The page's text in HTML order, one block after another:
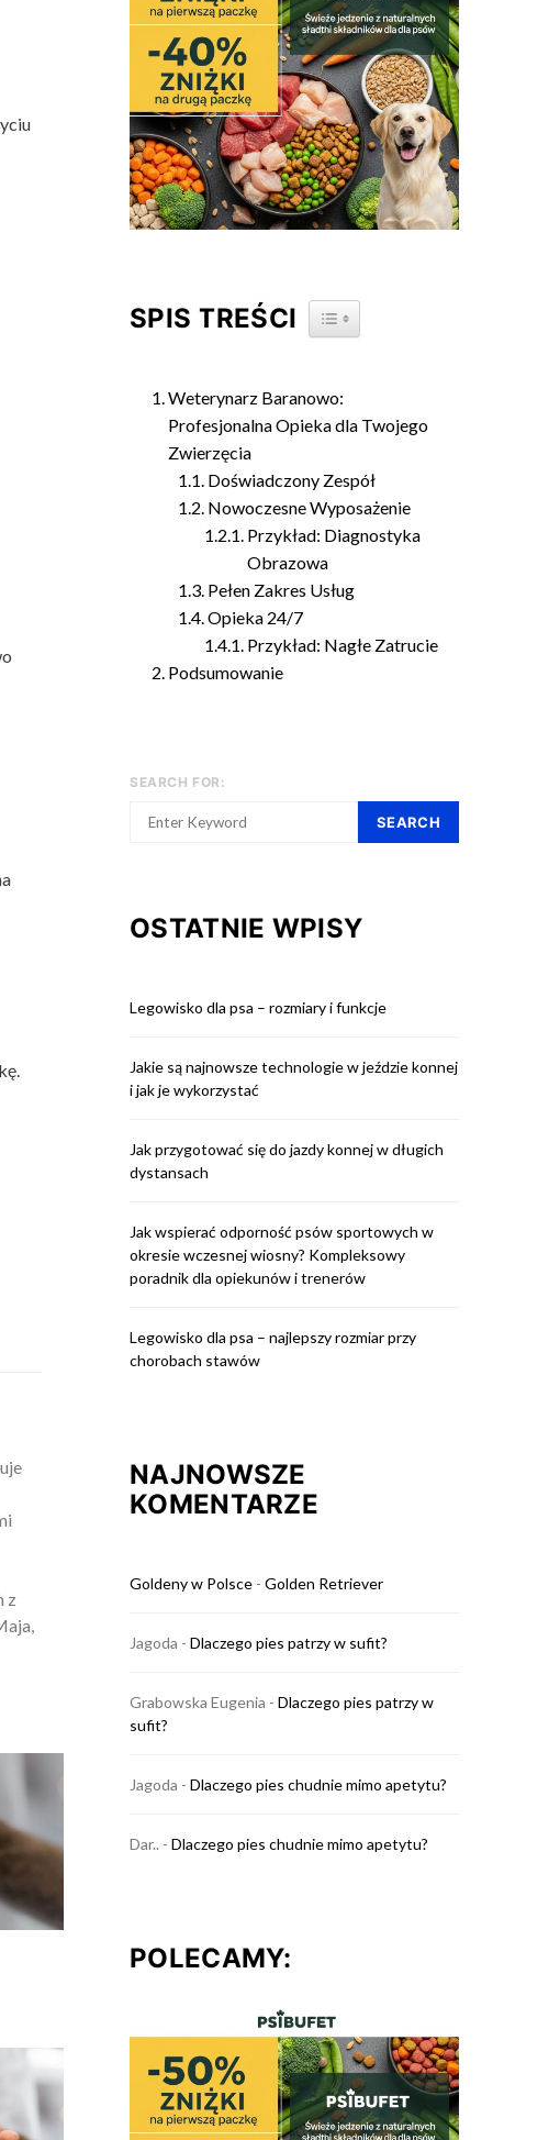
z
SPIS TREŚCI TOGGLE TABLE OF CONTENT
Weterynarz Baranowo:
Profesjonalna Opieka dla Twojego
Zwierzęcia
Doświadczony Zespół
Nowoczesne Wyposażenie
Przykład: Diagnostyka
Obrazowa
Pełen Zakres Usług
Opieka 24/7
Przykład: Nagłe Zatrucie
Podsumowanie
SEARCH FOR:
SEARCH
OSTATNIE WPISY
Legowisko dla psa – rozmiary i funkcje
Jakie są najnowsze technologie w jeździe konnej
i jak je wykorzystać
Jak przygotować się do jazdy konnej w długich
dystansach
Jak wspierać odporność psów sportowych w
okresie wczesnej wiosny? Kompleksowy
poradnik dla opiekunów i trenerów
Legowisko dla psa – najlepszy rozmiar przy
chorobach stawów
NAJNOWSZE
KOMENTARZE
Goldeny w Polsce - Golden Retriever
Jagoda - Dlaczego pies patrzy w sufit?
Grabowska Eugenia - Dlaczego pies patrzy w
sufit?
Jagoda - Dlaczego pies chudnie mimo apetytu?
Dar.. - Dlaczego pies chudnie mimo apetytu?
POLECAMY: